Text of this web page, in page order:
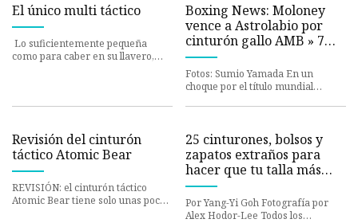
El único multi táctico
Lo suficientemente pequeña
como para caber en su llavero,
Boxing News: Moloney
vence a Astrolabio por
cinturón gallo AMB » 7
junio 2023
Fotos: Sumio Yamada En un
choque por el título mundial
Revisión del cinturón
táctico Atomic Bear
REVISIÓN: el cinturón táctico
Atomic Bear tiene solo unas pocas
25 cinturones, bolsos y
zapatos extraños para
hacer que tu talla más
grande sea más grande
Por Yang-Yi Goh Fotografía por
Alex Hodor-Lee Todos los